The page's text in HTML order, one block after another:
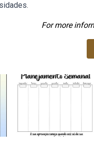
For more